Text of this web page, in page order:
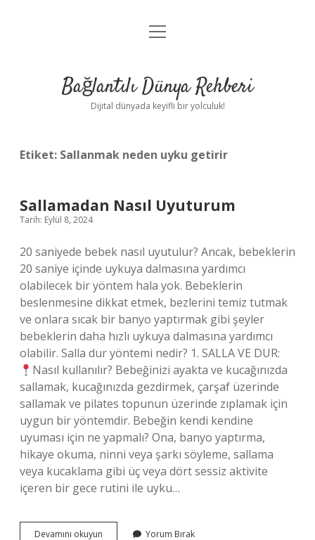
Anasayfa
Yasal Uyarı
menüyü
Bağlantılı Dünya Rehberi
Dijital dünyada keyifli bir yolculuk!
Etiket: Sallanmak neden uyku getirir
Sallamadan Nasıl Uyuturum
Tarih: Eylül 8, 2024
20 saniyede bebek nasıl uyutulur? Ancak, bebeklerin
20 saniye içinde uykuya dalmasına yardımcı
olabilecek bir yöntem hala yok. Bebeklerin
beslenmesine dikkat etmek, bezlerini temiz tutmak
ve onlara sıcak bir banyo yaptırmak gibi şeyler
bebeklerin daha hızlı uykuya dalmasına yardımcı
olabilir. Salla dur yöntemi nedir? 1. SALLA VE DUR:
Nasıl kullanılır? Bebeğinizi ayakta ve kucağınızda
sallamak, kucağınızda gezdirmek, çarşaf üzerinde
sallamak ve pilates topunun üzerinde zıplamak için
uygun bir yöntemdir. Bebeğin kendi kendine
uyuması için ne yapmalı? Ona, banyo yaptırma,
hikaye okuma, ninni veya şarkı söyleme, sallama
veya kucaklama gibi üç veya dört sessiz aktivite
içeren bir gece rutini ile uyku…
Devamını okuyun SallamadanYorum Bırak